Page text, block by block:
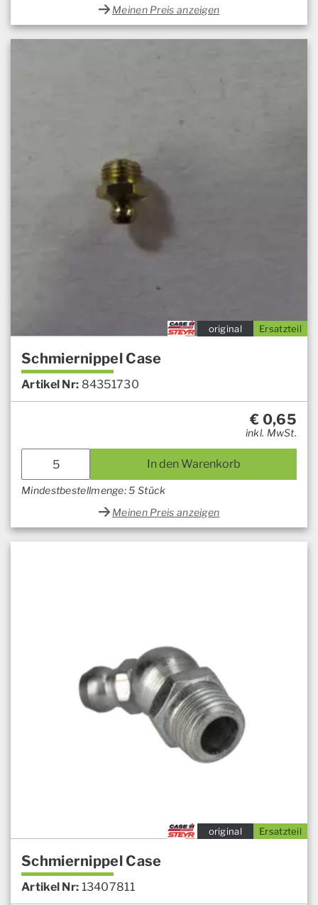
Meinen Preis anzeigen
Ersatzteil
original
Schmiernippel Case
Artikel Nr: 84351730
€ 0,65
inkl. MwSt.
In den Warenkorb
Mindestbestellmenge: 5 Stück
Meinen Preis anzeigen
Ersatzteil
original
Schmiernippel Case
Artikel Nr: 13407811